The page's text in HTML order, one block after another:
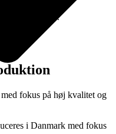
(Lærred).
fokus på høj kvalitet og
i Danmark med fokus